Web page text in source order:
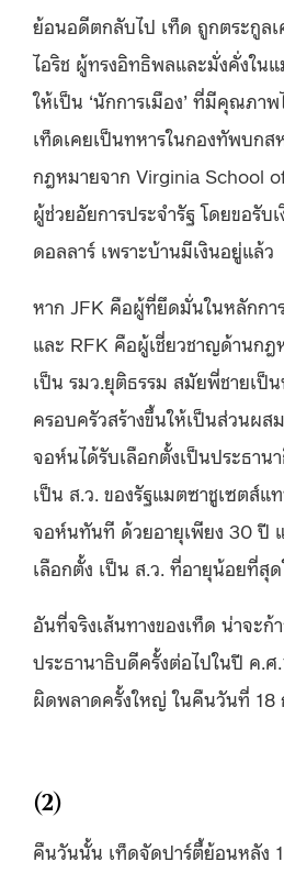
ย้อนอดีตกลับไป เท็ด ถูกตระกูล
ไอริช ผู้ทรงอิทธิพลและมั่งคั่งใน
ให้เป็น ‘นักการเมือง’ ที่มีคุณภา
เท็ดเคยเป็นทหารในกองทัพบกส
กฎหมายจาก Virginia School
ผู้ช่วยอัยการประจำรัฐ โดยขอรับ
ดอลลาร์ เพราะบ้านมีเงินอยู่แล้ว
หาก JFK คือผู้ที่ยึดมั่นในหลักกา
และ RFK คือผู้เชี่ยวชาญด้านก
เป็น รมว.ยุติธรรม สมัยพี่ชายเป็
ครอบครัวสร้างขึ้นให้เป็นส่วนผส
จอห์นได้รับเลือกตั้งเป็นประธาน
เป็น ส.ว. ของรัฐแมตซาชูเซตส์แ
จอห์นทันที ด้วยอายุเพียง 30 ปี
เลือกตั้ง เป็น ส.ว. ที่อายุน้อยที่สุ
อันที่จริงเส้นทางของเท็ด น่าจะก้
ประธานาธิบดีครั้งต่อไปในปี ค.ศ
ผิดพลาดครั้งใหญ่ ในคืนวันที่ 18
(2)
คืนวันนั้น เท็ดจัดปาร์ตี้ย้อนหลัง